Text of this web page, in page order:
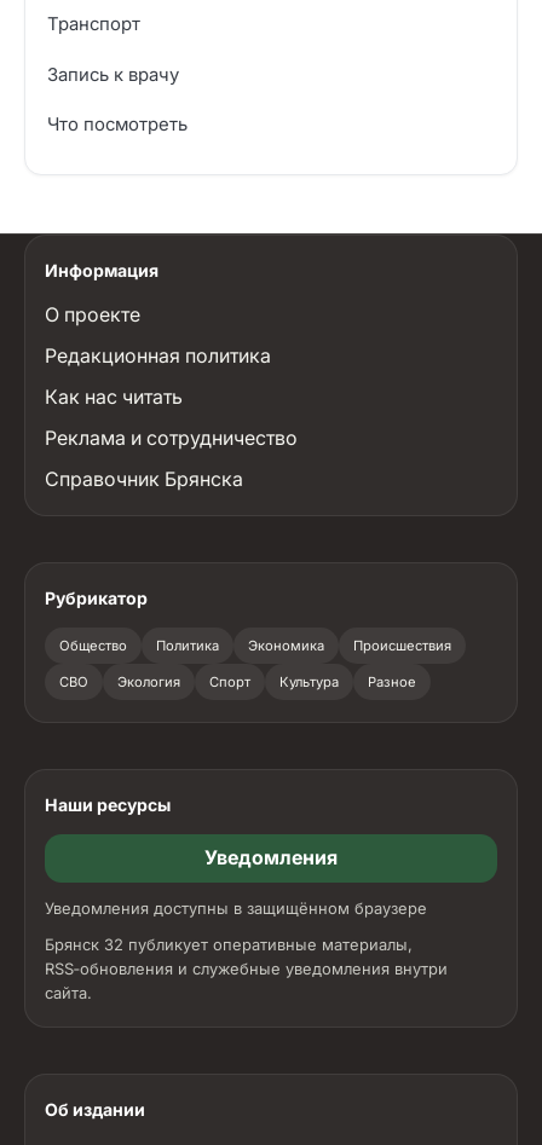
Транспорт
Запись к врачу
Что посмотреть
Информация
О проекте
Редакционная политика
Как нас читать
Реклама и сотрудничество
Справочник Брянска
Рубрикатор
Общество Политика Экономика Происшествия
СВО Экология Спорт Культура Разное
Наши ресурсы
Уведомления
Уведомления доступны в защищённом браузере
Брянск 32 публикует оперативные материалы,
RSS‑обновления и служебные уведомления внутри
сайта.
Об издании